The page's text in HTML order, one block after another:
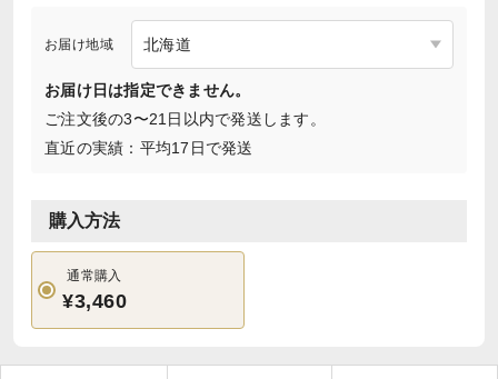
お届け地域
お届け日は指定できません。
ご注文後の3〜21日以内で発送します。
直近の実績：平均17日で発送
購入方法
通常購入
¥3,460